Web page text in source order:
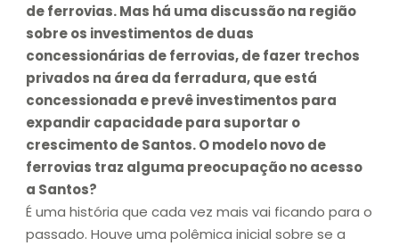
de ferrovias. Mas há uma discussão na região
sobre os investimentos de duas
concessionárias de ferrovias, de fazer trechos
privados na área da ferradura, que está
concessionada e prevê investimentos para
expandir capacidade para suportar o
crescimento de Santos. O modelo novo de
ferrovias traz alguma preocupação no acesso
a Santos?
É uma história que cada vez mais vai ficando para o
passado. Houve uma polêmica inicial sobre se a